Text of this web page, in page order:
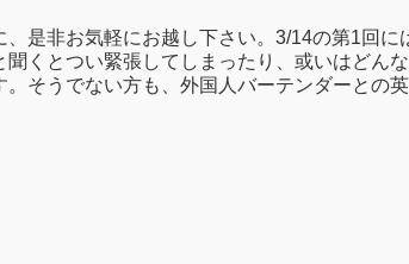
是非お気軽にお越し下さい。3/14の第1回
くとつい緊張してしまったり、或いはどん
そうでない方も、外国人バーテンダーとの